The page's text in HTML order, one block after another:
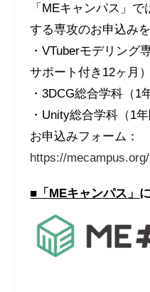
「MEキャンパス」
する専攻のお申込み
・VTuberモデリング
サポート付き12ヶ月）
・3DCG総合学科（1
・Unity総合学科（1年
お申込みフォーム：
https://
■ 「MEキャンパス」